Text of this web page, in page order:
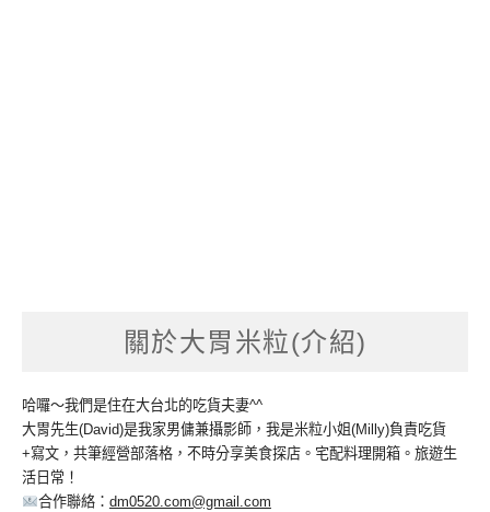
關於大胃米粒(介紹)
哈囉～我們是住在大台北的吃貨夫妻^^
大胃先生(David)是我家男傭兼攝影師，我是米粒小姐(Milly)負責吃貨
+寫文，共筆經營部落格，不時分享美食探店。宅配料理開箱。旅遊生
活日常！
合作聯絡： dm0520.com@gmail.com